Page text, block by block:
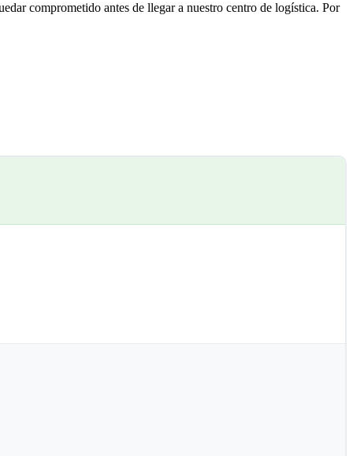
comprometido antes de llegar a nuestro centro de logística. Por